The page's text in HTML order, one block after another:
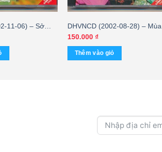
11-06) – Sở
Vương –
Châu – Thanh
DHVNCD (2002-08-28) – Mùa
Xuân Ngủ Trong Đêm (Minh
Vương – Lệ Thủy – Thanh Kim
Huệ – Thanh Sang)
150.000 ₫
Thêm vào giỏ